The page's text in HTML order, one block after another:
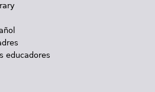
educadores